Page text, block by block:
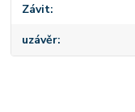
Závit
uzávěr